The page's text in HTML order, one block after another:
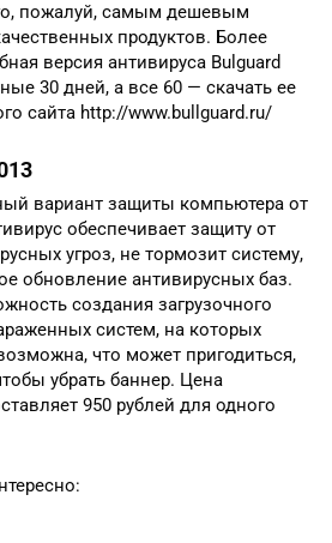
пожалуй, самым дешевым
продуктов. Более
версия антивируса Bulguard
30 дней, а все 60 — скачать ее
сайта http://www.bullguard.ru/
вариант защиты компьютера от
обеспечивает защиту от
угроз, не тормозит систему,
обновление антивирусных баз.
создания загрузочного
систем, на которых
что может пригодиться,
убрать баннер. Цена
950 рублей для одного